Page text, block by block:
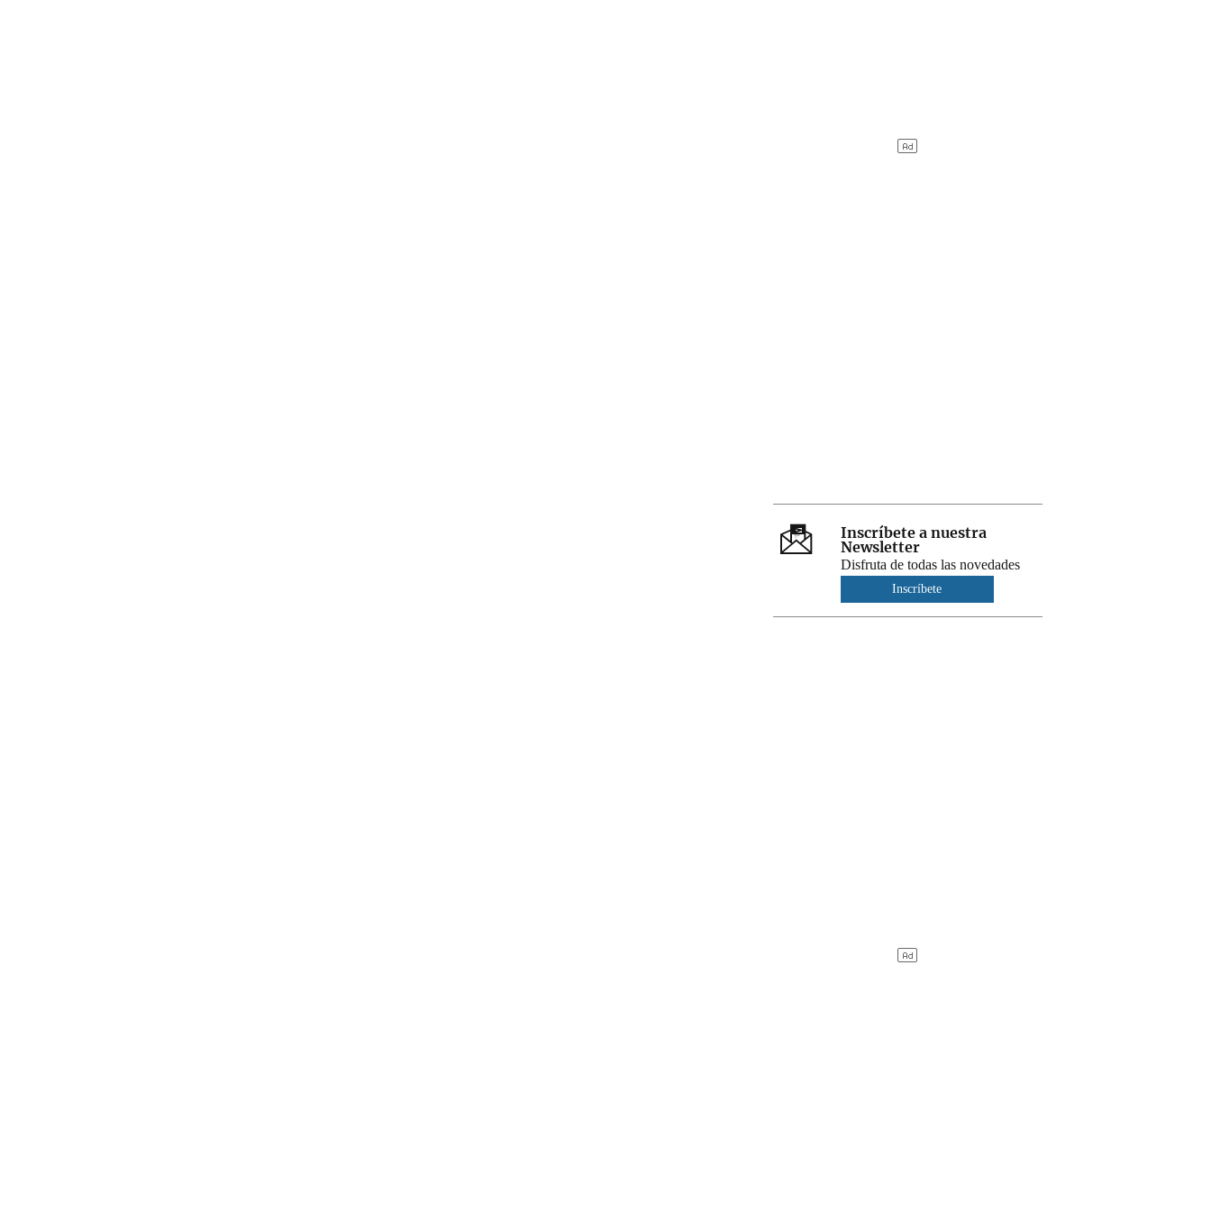
Inscríbete a nuestra
Newsletter
Disfruta de todas las novedades
Inscríbete